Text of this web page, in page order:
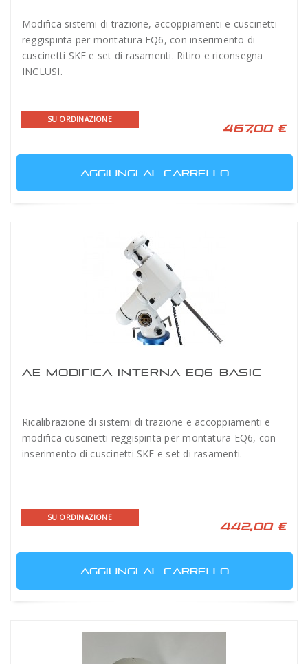
Modifica sistemi di trazione, accoppiamenti e cuscinetti
reggispinta per montatura EQ6, con inserimento di
cuscinetti SKF e set di rasamenti. Ritiro e riconsegna
INCLUSI.
SU ORDINAZIONE
467,00 €
AGGIUNGI AL CARRELLO
AE MODIFICA INTERNA EQ6 BASIC
Ricalibrazione di sistemi di trazione e accoppiamenti e
modifica cuscinetti reggispinta per montatura EQ6, con
inserimento di cuscinetti SKF e set di rasamenti.
SU ORDINAZIONE
442,00 €
AGGIUNGI AL CARRELLO